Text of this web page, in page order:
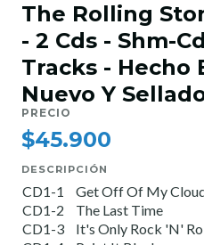
The Rolling
- 2 Cds - Shm-
Tracks - Hecho
Nuevo Y
PRECIO
$45.900
DESCRIPCIÓN
CD1-1
Get Off Of My
CD1-2
The Last Time
CD1-3
It's Only Rock 'N'